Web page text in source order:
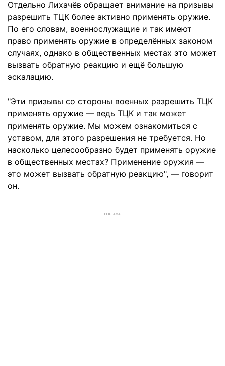
Отдельно Лихачёв обращает внимание на призывы
разрешить ТЦК более активно применять оружие.
По его словам, военнослужащие и так имеют
право применять оружие в определённых законом
случаях, однако в общественных местах это может
вызвать обратную реакцию и ещё большую
эскалацию.
"Эти призывы со стороны военных разрешить ТЦК
применять оружие — ведь ТЦК и так может
применять оружие. Мы можем ознакомиться с
уставом, для этого разрешения не требуется. Но
насколько целесообразно будет применять оружие
в общественных местах? Применение оружия —
это может вызвать обратную реакцию", — говорит
он.
РЕКЛАМА